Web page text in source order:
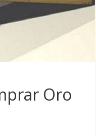
Oro